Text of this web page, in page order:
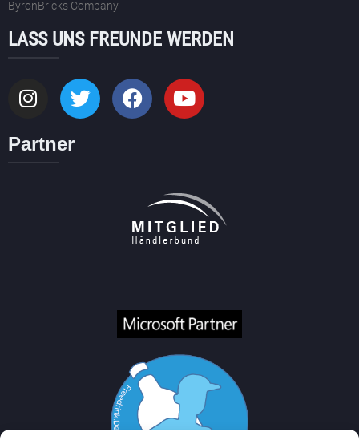
ByronBricks Company
LASS UNS FREUNDE WERDEN
Partner